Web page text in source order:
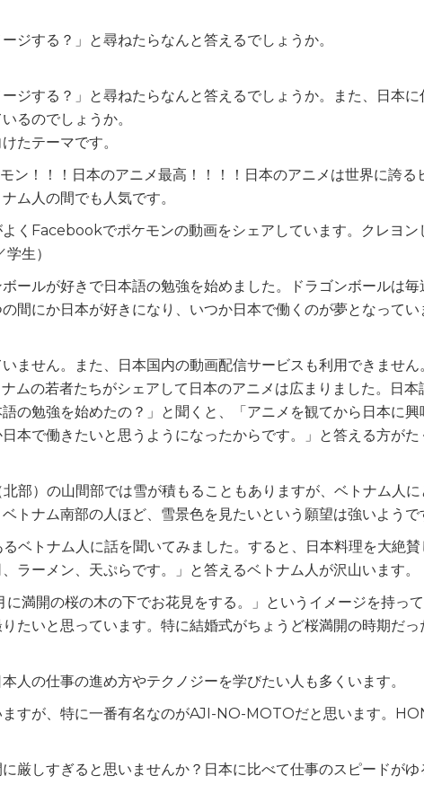
ジする？」と尋ねたらなんと答えるでしょうか。
ジする？」と尋ねたらなんと答えるでしょうか。また、日本に
るのでしょうか。
たテーマです。
ン！！！日本のアニメ最高！！！！日本のアニメは世界に誇る
ム人の間でも人気です。
よくFacebookでポケモンの動画をシェアしています。クレヨン
生）
ールが好きで日本語の勉強を始めました。ドラゴンボールは毎
間にか日本が好きになり、いつか日本で働くのが夢となってい
ません。また、日本国内の動画配信サービスも利用できません
ムの若者たちがシェアして日本のアニメは広まりました。日本
の勉強を始めたの？」と聞くと、「アニメを観てから日本に興
本で働きたいと思うようになったからです。」と答える方がた
部）の山間部では雪が積もることもありますが、ベトナム人に
トナム南部の人ほど、雪景色を見たいという願望は強いようで
ベトナム人に話を聞いてみました。すると、日本料理を大絶賛
ラーメン、天ぷらです。」と答えるベトナム人が沢山います。
満開の桜の木の下でお花見をする。」というイメージを持って
たいと思っています。特に結婚式がちょうど桜満開の時期だっ
人の仕事の進め方やテクノジーを学びたい人も多くいます。
すが、特に一番有名なのがAJI-NO-MOTOだと思います。
厳しすぎると思いませんか？日本に比べて仕事のスピードがゆ